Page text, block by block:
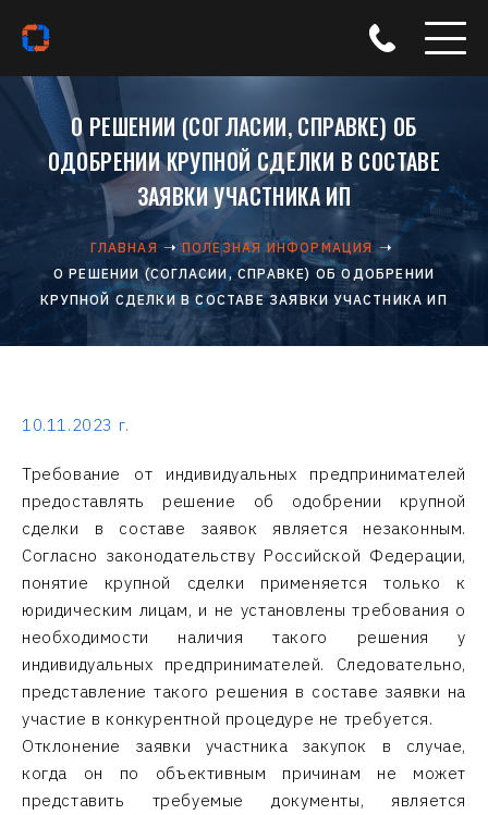
О РЕШЕНИИ (СОГЛАСИИ, СПРАВКЕ) ОБ
ОДОБРЕНИИ КРУПНОЙ СДЕЛКИ В СОСТАВЕ
ЗАЯВКИ УЧАСТНИКА ИП
ГЛАВНАЯ
ПОЛЕЗНАЯ ИНФОРМАЦИЯ
О РЕШЕНИИ (СОГЛАСИИ, СПРАВКЕ) ОБ ОДОБРЕНИИ
КРУПНОЙ СДЕЛКИ В СОСТАВЕ ЗАЯВКИ УЧАСТНИКА ИП
10.11.2023 г.
Требование от индивидуальных предпринимателей
предоставлять решение об одобрении крупной
сделки в составе заявок является незаконным.
Согласно законодательству Российской Федерации,
понятие крупной сделки применяется только к
юридическим лицам, и не установлены требования о
необходимости наличия такого решения у
индивидуальных предпринимателей. Следовательно,
представление такого решения в составе заявки на
участие в конкурентной процедуре не требуется.
Отклонение заявки участника закупок в случае,
когда он по объективным причинам не может
представить требуемые документы, является